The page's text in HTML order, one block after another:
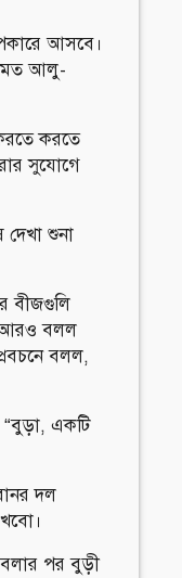
আসবে।
মত আলু-
করতে
সুযোগে
শুনা
বীজগুলি
আরও বলল
বলল,
একটি
দল
পর বুড়ী